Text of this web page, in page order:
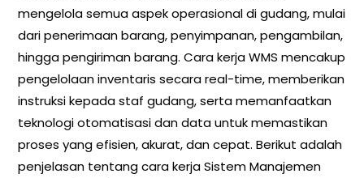
mengelola semua aspek operasional di gudang, mulai
dari penerimaan barang, penyimpanan, pengambilan,
hingga pengiriman barang. Cara kerja WMS mencakup
pengelolaan inventaris secara real-time, memberikan
instruksi kepada staf gudang, serta memanfaatkan
teknologi otomatisasi dan data untuk memastikan
proses yang efisien, akurat, dan cepat. Berikut adalah
penjelasan tentang cara kerja Sistem Manajemen